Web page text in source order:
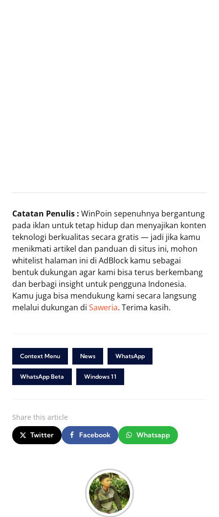
Catatan Penulis : WinPoin sepenuhnya bergantung
pada iklan untuk tetap hidup dan menyajikan konten
teknologi berkualitas secara gratis — jadi jika kamu
menikmati artikel dan panduan di situs ini, mohon
whitelist halaman ini di AdBlock kamu sebagai
bentuk dukungan agar kami bisa terus berkembang
dan berbagi insight untuk pengguna Indonesia.
Kamu juga bisa mendukung kami secara langsung
melalui dukungan di Saweria. Terima kasih.
Context Menu News WhatsApp
WhatsApp Beta Windows 11
Share this article
Twitter Facebook Whatsapp